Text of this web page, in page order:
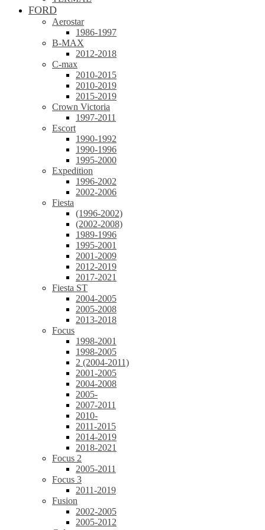
FORD
Aerostar
1986-1997
B-MAX
2012-2018
C-max
2010-2015
2010-2019
2015-2019
Crown Victoria
1997-2011
Escort
1990-1992
1990-1996
1995-2000
Expedition
1996-2002
2002-2006
Fiesta
(1996-2002)
(2002-2008)
1989-1996
1995-2001
2001-2009
2012-2019
2017-2021
Fiesta ST
2004-2005
2005-2008
2013-2018
Focus
1998-2001
1998-2005
2 (2004-2011)
2001-2005
2004-2008
2005-
2007-2011
2010-
2011-2015
2014-2019
2018-2021
Focus 2
2005-2011
Focus 3
2011-2019
Fusion
2002-2005
2005-2012